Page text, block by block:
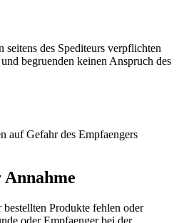
des Spediteurs verpflichten
begruenden keinen Anspruch des
auf Gefahr des Empfaengers
bestellten Produkte fehlen oder
oder Empfaenger bei der